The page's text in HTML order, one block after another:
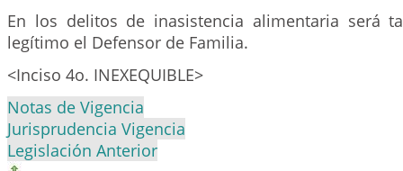
En los delitos de inasistencia alimentaria será
legítimo el Defensor de Familia.
<Inciso 4o. INEXEQUIBLE>
Notas de Vigencia
Jurisprudencia Vigencia
Legislación Anterior